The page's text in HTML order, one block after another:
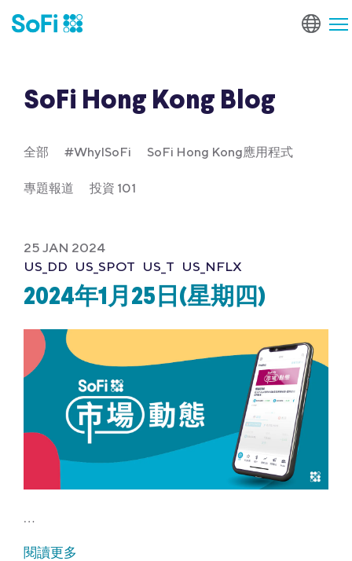
SoFi Hong Kong Blog
全部 #WhyISoFi SoFi Hong Kong應用程式
專題報道 投資 101
25 JAN 2024
US_DD US_SPOT US_T US_NFLX
2024年1月25日(星期四)
…
閱讀更多